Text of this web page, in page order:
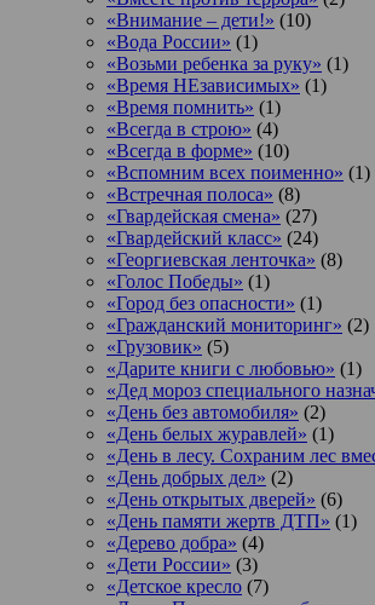
«Внимание – дети!» (10)
«Вода России» (1)
«Возьми ребенка за руку» (1)
«Время НЕзависимых» (1)
«Время помнить» (1)
«Всегда в строю» (4)
«Всегда в форме» (10)
«Вспомним всех поименно» (1)
«Встречная полоса» (8)
«Гвардейская смена» (27)
«Гвардейский класс» (24)
«Георгиевская ленточка» (8)
«Голос Победы» (1)
«Город без опасности» (1)
«Гражданский мониторинг» (2)
«Грузовик» (5)
«Дарите книги с любовью» (1)
«Дед мороз специального
«День без автомобиля» (2)
«День белых журавлей» (1)
«День в лесу. Сохраним лес
«День добрых дел» (2)
«День открытых дверей» (6)
«День памяти жертв ДТП» (1)
«Дерево добра» (4)
«Дети России» (3)
«Детское кресло (7)